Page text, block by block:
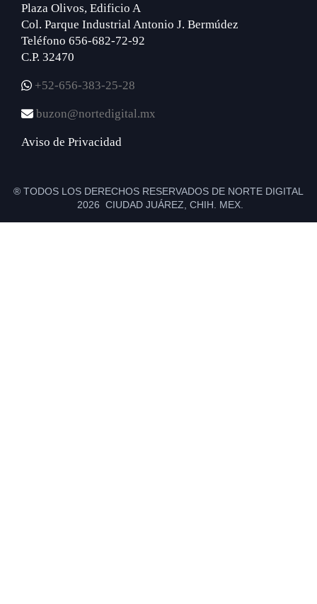
Plaza Olivos, Edificio A
Col. Parque Industrial Antonio J. Bermúdez
Teléfono 656-682-72-92
C.P. 32470
+52-656-383-25-28
buzon@nortedigital.mx
Aviso de Privacidad
® TODOS LOS DERECHOS RESERVADOS DE NORTE DIGITAL
2026 CIUDAD JUÁREZ, CHIH. MEX.